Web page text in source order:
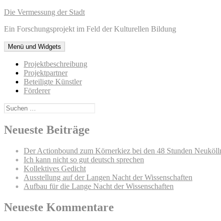
Zum
springen
Die Vermessung der Stadt
Ein Forschungsprojekt im Feld der Kulturellen Bildung
Menü und Widgets
Projektbeschreibung
Projektpartner
Beteiligte Künstler
Förderer
Suchen
Neueste Beiträge
Der Actionbound zum Körnerkiez bei den 48 Stunden
Ich kann nicht so gut deutsch sprechen
Kollektives Gedicht
Ausstellung auf der Langen Nacht der Wissenschaften
Aufbau für die Lange Nacht der Wissenschaften
Neueste Kommentare